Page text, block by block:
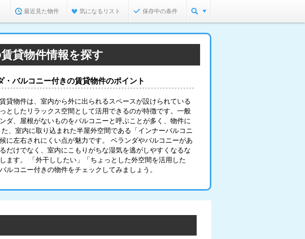
最近見た物件 気になるリスト 保存中の条件
貸物件情報を探す
・バルコニー付きの賃貸物件のポイント
貸物件は、室内から外に出られるスペースが設けられている
としたリラックス空間として活用できるのが特徴です。一般
ダ、屋根がないものをバルコニーと呼ぶことが多く、物件に
、室内に取り込まれた半屋外空間である「インナーバルコニ
に左右されにくい点が魅力です。 ベランダやバルコニーがあ
だけでなく、室内にこもりがちな湿気を逃がしやすくなるな
ます。 「外干ししたい」「ちょっとした外空間を活用した
ルコニー付きの物件をチェックしてみましょう。